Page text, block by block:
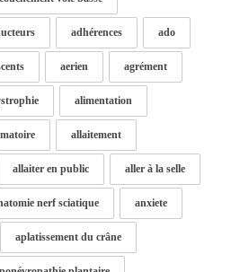
adhérences ado
aerien agrément
alimentation
allaitement
allaiter en public aller à la selle
nerf sciatique anxiete
aplatissement du crâne